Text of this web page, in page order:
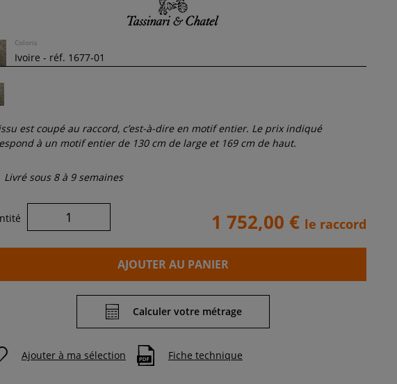
Coloris
est coupé au raccord, c’est-à-dire en motif entier. Le prix indiqué
à un motif entier de 130 cm de large et 169 cm de haut.
Livré sous 8 à 9 semaines
1 752,00 € le raccord
AJOUTER AU PANIER
Calculer votre métrage
Ajouter à ma sélection Fiche technique